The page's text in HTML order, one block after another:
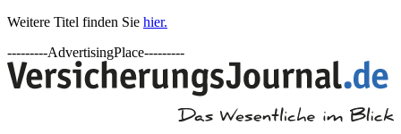
Weitere Titel finden Sie hier.
---------AdvertisingPlace---------